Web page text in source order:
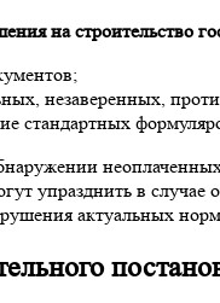
на строительство
незаверенных,
стандартных
упразднить в
актуальных